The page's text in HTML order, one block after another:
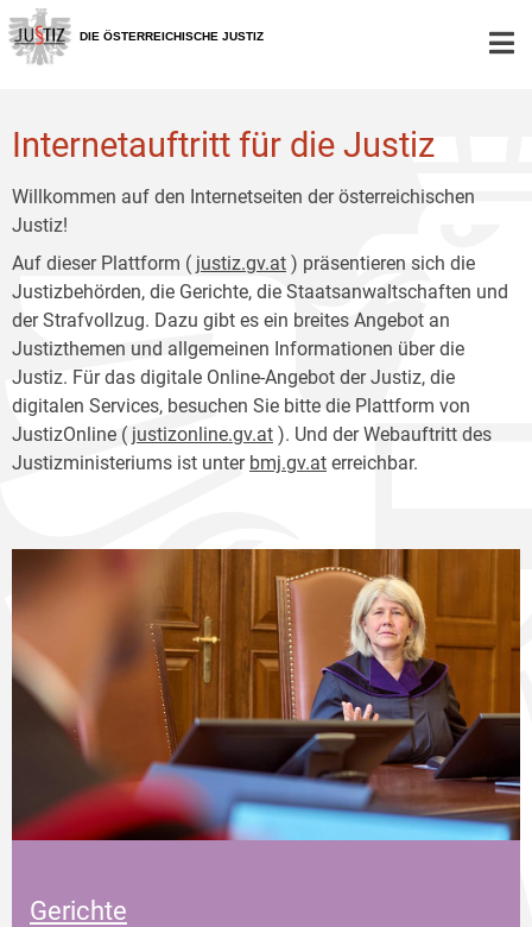
Zur
Hauptnavigation
[1]
Zum
Inhalt
[2]
DIE ÖSTERREICHISCHE JUSTIZ
Internetauftritt für die Justiz
Willkommen auf den Internetseiten der österreichischen
Justiz!
Auf dieser Plattform ( justiz.gv.at ) präsentieren sich die
Justizbehörden, die Gerichte, die Staatsanwaltschaften und
der Strafvollzug. Dazu gibt es ein breites Angebot an
Justizthemen und allgemeinen Informationen über die
Justiz. Für das digitale Online-Angebot der Justiz, die
digitalen Services, besuchen Sie bitte die Plattform von
JustizOnline ( justizonline.gv.at ). Und der Webauftritt des
Justizministeriums ist unter bmj.gv.at erreichbar.
Gerichte